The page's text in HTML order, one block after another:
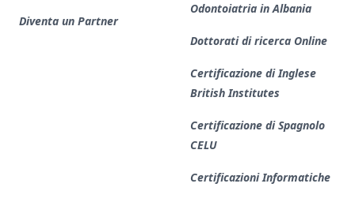
Diventa un Partner
Odontoiatria in Albania
Dottorati di ricerca Online
Certificazione di Inglese
British Institutes
Certificazione di Spagnolo
CELU
Certificazioni Informatiche